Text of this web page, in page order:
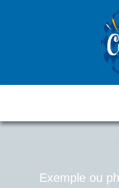
Exemple ou